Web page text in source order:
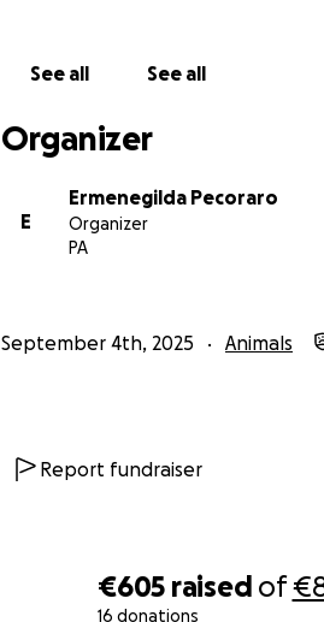
€605 raised of
16 donations
See all See all
Organizer
E
Ermenegilda Pecoraro
Organizer
PA
September 4th, 2025 Animals
Report fundraiser